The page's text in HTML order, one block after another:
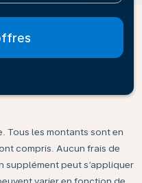
Tous les montants sont en
compris. Aucun frais de
supplément peut s’appliquer